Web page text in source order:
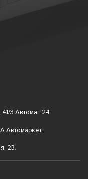
3 Автомаг 24.
Автомаркет.
23.